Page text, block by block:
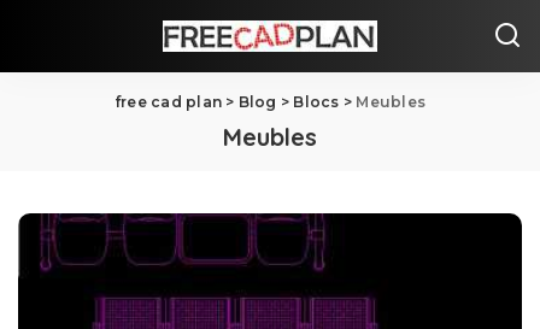
free cad plan > Blog > Blocs > Meubles
Meubles